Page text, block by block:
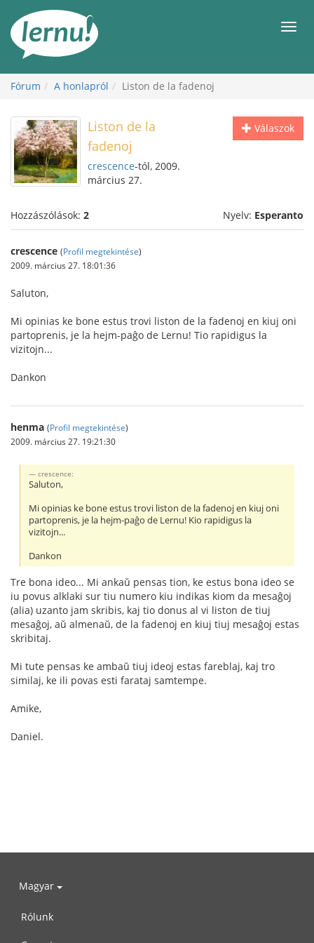
Fórum A honlapról Liston de la fadenoj
Válaszok
Liston de la
fadenoj
crescence-tól, 2009.
március 27.
Hozzászólások: 2 Nyelv: Esperanto
crescence (Profil megtekintése)
2009. március 27. 18:01:36
Saluton,
Mi opinias ke bone estus trovi liston de la fadenoj en kiuj oni
partoprenis, je la hejm-paĝo de Lernu! Tio rapidigus la
vizitojn...
Dankon
henma (Profil megtekintése)
2009. március 27. 19:21:30
crescence:
Saluton,
Mi opinias ke bone estus trovi liston de la fadenoj en kiuj oni
partoprenis, je la hejm-paĝo de Lernu! Kio rapidigus la
vizitojn...
Dankon
Tre bona ideo... Mi ankaŭ pensas tion, ke estus bona ideo se
iu povus alklaki sur tiu numero kiu indikas kiom da mesaĝoj
(alia) uzanto jam skribis, kaj tio donus al vi liston de tiuj
mesaĝoj, aŭ almenaŭ, de la fadenoj en kiuj tiuj mesaĝoj estas
skribitaj.
Mi tute pensas ke ambaŭ tiuj ideoj estas fareblaj, kaj tro
similaj, ke ili povas esti farataj samtempe.
Amike,
Daniel.
Magyar
Rólunk